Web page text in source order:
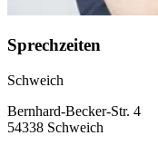
Sprechzeiten
Schweich
Bernhard-Becker-Str. 4
54338 Schweich